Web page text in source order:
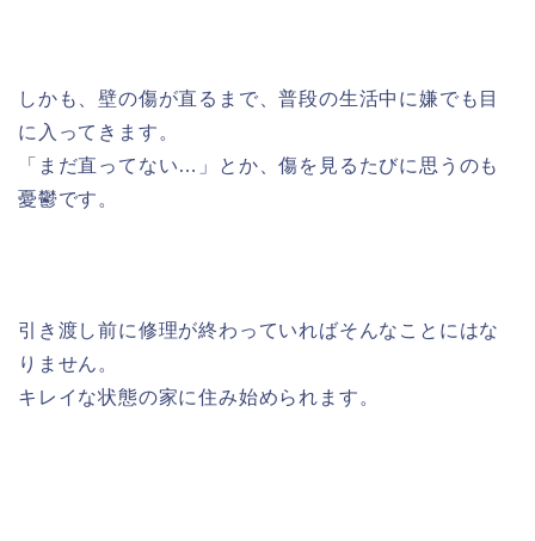
しかも、壁の傷が直るまで、普段の生活中に嫌でも目
に入ってきます。
「まだ直ってない…」とか、傷を見るたびに思うのも
憂鬱です。
引き渡し前に修理が終わっていればそんなことにはな
りません。
キレイな状態の家に住み始められます。